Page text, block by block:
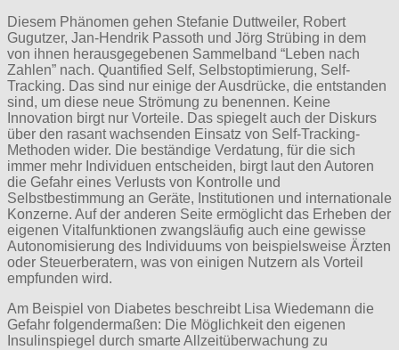
Diesem Phänomen gehen Stefanie Duttweiler, Robert
Gugutzer, Jan-Hendrik Passoth und Jörg Strübing in dem
von ihnen herausgegebenen Sammelband “Leben nach
Zahlen” nach. Quantified Self, Selbstoptimierung, Self-
Tracking. Das sind nur einige der Ausdrücke, die entstanden
sind, um diese neue Strömung zu benennen. Keine
Innovation birgt nur Vorteile. Das spiegelt auch der Diskurs
über den rasant wachsenden Einsatz von Self-Tracking-
Methoden wider. Die beständige Verdatung, für die sich
immer mehr Individuen entscheiden, birgt laut den Autoren
die Gefahr eines Verlusts von Kontrolle und
Selbstbestimmung an Geräte, Institutionen und internationale
Konzerne. Auf der anderen Seite ermöglicht das Erheben der
eigenen Vitalfunktionen zwangsläufig auch eine gewisse
Autonomisierung des Individuums von beispielsweise Ärzten
oder Steuerberatern, was von einigen Nutzern als Vorteil
empfunden wird.
Am Beispiel von Diabetes beschreibt Lisa Wiedemann die
Gefahr folgendermaßen: Die Möglichkeit den eigenen
Insulinspiegel durch smarte Allzeitüberwachung zu